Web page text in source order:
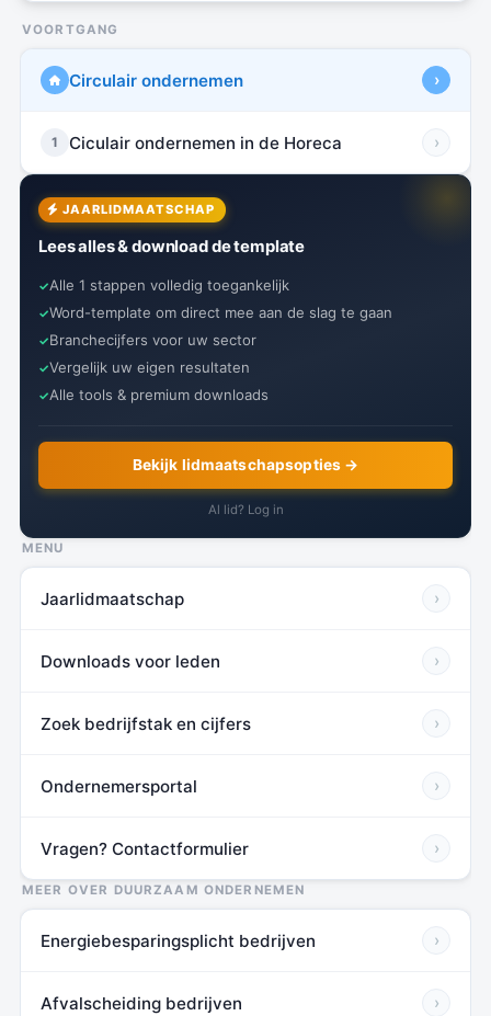
VOORTGANG
Circulair ondernemen ›
1 Ciculair ondernemen in de Horeca ›
JAARLIDMAATSCHAP
Lees alles & download de template
Alle 1 stappen volledig toegankelijk
Word-template om direct mee aan de slag te gaan
Branchecijfers voor uw sector
Vergelijk uw eigen resultaten
Alle tools & premium downloads
Bekijk lidmaatschapsopties →
Al lid? Log in
MENU
Jaarlidmaatschap ›
Downloads voor leden ›
Zoek bedrijfstak en cijfers ›
Ondernemersportal ›
Vragen? Contactformulier ›
MEER OVER DUURZAAM ONDERNEMEN
Energiebesparingsplicht bedrijven ›
Afvalscheiding bedrijven ›